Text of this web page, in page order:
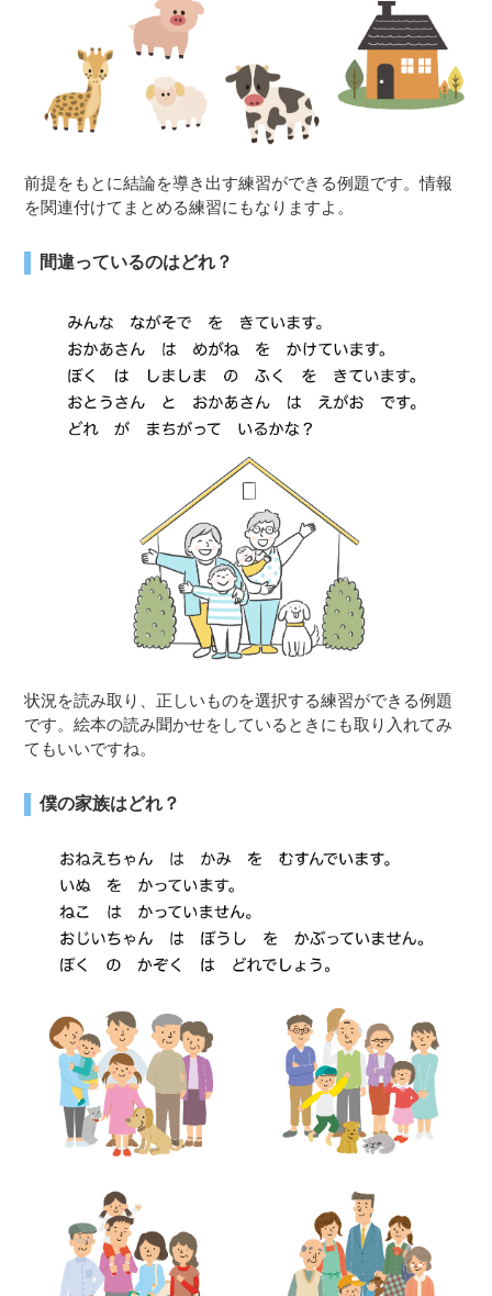
前提をもとに結論を導き出す練習ができる例題です。情報
を関連付けてまとめる練習にもなりますよ。
間違っているのはどれ？
状況を読み取り、正しいものを選択する練習ができる例題
です。絵本の読み聞かせをしているときにも取り入れてみ
てもいいですね。
僕の家族はどれ？